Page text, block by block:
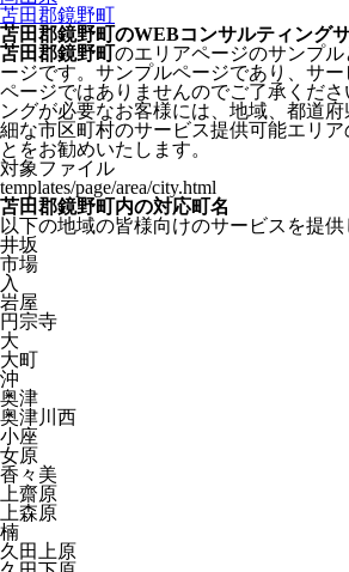
苫田郡鏡野町
苫田郡鏡野町のWEBコンサルティング
苫田郡鏡野町のエリアページのサンプ
ージです。サンプルページであり、サ
ページではありませんのでご了承くだ
ングが必要なお客様には、地域、都道
細な市区町村のサービス提供可能エリア
とをお勧めいたします。
対象ファイル
templates/page/area/city.html
苫田郡鏡野町内の対応町名
以下の地域の皆様向けのサービスを提供
井坂
市場
入
岩屋
円宗寺
大
大町
沖
奥津
奥津川西
小座
女原
香々美
上齋原
上森原
楠
久田上原